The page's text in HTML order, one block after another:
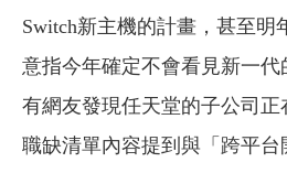
Switch新主機的計畫，甚至明
意指今年確定不會看見新一代
有網友發現任天堂的子公司
職缺清單內容提到與「跨平